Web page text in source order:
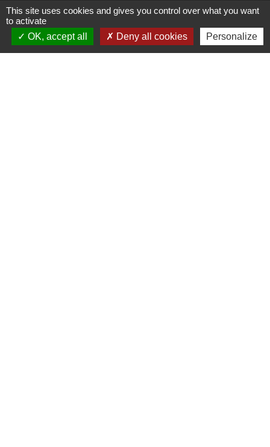
Commune de Luitré-Dompierre
14 rue de Normandie - LUITRE
35133 Luitré-Dompierre - FRANCE
This site uses cookies and gives you control over what you want
to activate
OK, accept all
Deny all cookies Personalize